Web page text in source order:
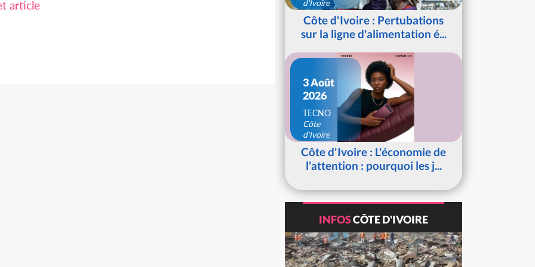
article
d'Ivoire
Côte d'Ivoire : Pertubations
sur la ligne d'alimentation é...
3 Août
2026
TECNO
Côte
d'Ivoire
Côte d'Ivoire : L'économie de
l'attention : pourquoi les j...
INFOSCÔTE D'IVOIRE